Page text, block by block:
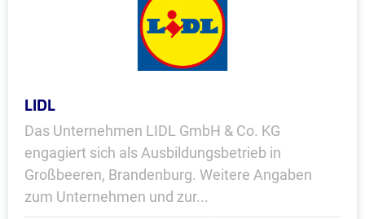
LIDL
Das Unternehmen LIDL GmbH & Co. KG
engagiert sich als Ausbildungsbetrieb in
Großbeeren, Brandenburg. Weitere Angaben
zum Unternehmen und zur...